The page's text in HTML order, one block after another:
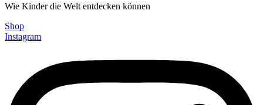
Wie Kinder die Welt entdecken können
Shop
Instagram